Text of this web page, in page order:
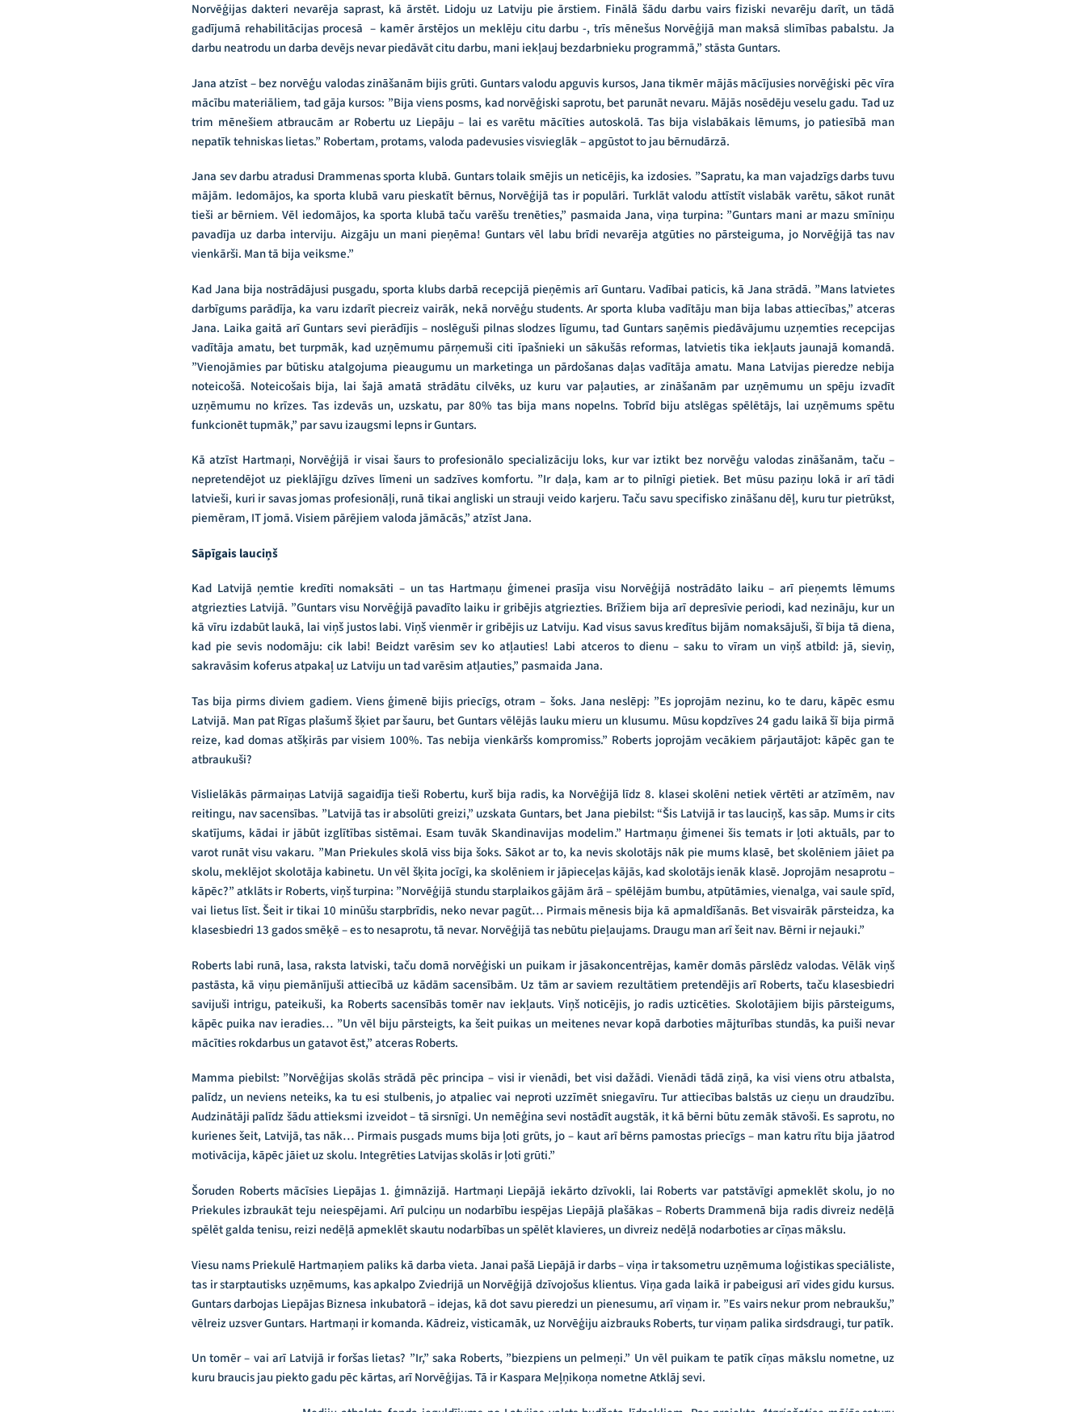
Norvēģijas dakteri nevarēja saprast, kā ārstēt. Lidoju uz Latviju pie ārstiem. Finālā šādu darbu vairs fiziski nevarēju darīt, un tādā
gadījumā rehabilitācijas procesā – kamēr ārstējos un meklēju citu darbu -, trīs mēnešus Norvēģijā man maksā slimības pabalstu. Ja
darbu neatrodu un darba devējs nevar piedāvāt citu darbu, mani iekļauj bezdarbnieku programmā,” stāsta Guntars.
Jana atzīst – bez norvēģu valodas zināšanām bijis grūti. Guntars valodu apguvis kursos, Jana tikmēr mājās mācījusies norvēģiski pēc vīra
mācību materiāliem, tad gāja kursos: ”Bija viens posms, kad norvēģiski saprotu, bet parunāt nevaru. Mājās nosēdēju veselu gadu. Tad uz
trim mēnešiem atbraucām ar Robertu uz Liepāju – lai es varētu mācīties autoskolā. Tas bija vislabākais lēmums, jo patiesībā man
nepatīk tehniskas lietas.” Robertam, protams, valoda padevusies visvieglāk – apgūstot to jau bērnudārzā.
Jana sev darbu atradusi Drammenas sporta klubā. Guntars tolaik smējis un neticējis, ka izdosies. ”Sapratu, ka man vajadzīgs darbs tuvu
mājām. Iedomājos, ka sporta klubā varu pieskatīt bērnus, Norvēģijā tas ir populāri. Turklāt valodu attīstīt vislabāk varētu, sākot runāt
tieši ar bērniem. Vēl iedomājos, ka sporta klubā taču varēšu trenēties,” pasmaida Jana, viņa turpina: ”Guntars mani ar mazu smīniņu
pavadīja uz darba interviju. Aizgāju un mani pieņēma! Guntars vēl labu brīdi nevarēja atgūties no pārsteiguma, jo Norvēģijā tas nav
vienkārši. Man tā bija veiksme.”
Kad Jana bija nostrādājusi pusgadu, sporta klubs darbā recepcijā pieņēmis arī Guntaru. Vadībai paticis, kā Jana strādā. ”Mans latvietes
darbīgums parādīja, ka varu izdarīt piecreiz vairāk, nekā norvēģu students. Ar sporta kluba vadītāju man bija labas attiecības,” atceras
Jana. Laika gaitā arī Guntars sevi pierādījis – noslēguši pilnas slodzes līgumu, tad Guntars saņēmis piedāvājumu uzņemties recepcijas
vadītāja amatu, bet turpmāk, kad uzņēmumu pārņemuši citi īpašnieki un sākušās reformas, latvietis tika iekļauts jaunajā komandā.
”Vienojāmies par būtisku atalgojuma pieaugumu un marketinga un pārdošanas daļas vadītāja amatu. Mana Latvijas pieredze nebija
noteicošā. Noteicošais bija, lai šajā amatā strādātu cilvēks, uz kuru var paļauties, ar zināšanām par uzņēmumu un spēju izvadīt
uzņēmumu no krīzes. Tas izdevās un, uzskatu, par 80% tas bija mans nopelns. Tobrīd biju atslēgas spēlētājs, lai uzņēmums spētu
funkcionēt tupmāk,” par savu izaugsmi lepns ir Guntars.
Kā atzīst Hartmaņi, Norvēģijā ir visai šaurs to profesionālo specializāciju loks, kur var iztikt bez norvēģu valodas zināšanām, taču –
nepretendējot uz pieklājīgu dzīves līmeni un sadzīves komfortu. ”Ir daļa, kam ar to pilnīgi pietiek. Bet mūsu paziņu lokā ir arī tādi
latvieši, kuri ir savas jomas profesionāļi, runā tikai angliski un strauji veido karjeru. Taču savu specifisko zināšanu dēļ, kuru tur pietrūkst,
piemēram, IT jomā. Visiem pārējiem valoda jāmācās,” atzīst Jana.
Sāpīgais lauciņš
Kad Latvijā ņemtie kredīti nomaksāti – un tas Hartmaņu ģimenei prasīja visu Norvēģijā nostrādāto laiku – arī pieņemts lēmums
atgriezties Latvijā. ”Guntars visu Norvēģijā pavadīto laiku ir gribējis atgriezties. Brīžiem bija arī depresīvie periodi, kad nezināju, kur un
kā vīru izdabūt laukā, lai viņš justos labi. Viņš vienmēr ir gribējis uz Latviju. Kad visus savus kredītus bijām nomaksājuši, šī bija tā diena,
kad pie sevis nodomāju: cik labi! Beidzt varēsim sev ko atļauties! Labi atceros to dienu – saku to vīram un viņš atbild: jā, sieviņ,
sakravāsim koferus atpakaļ uz Latviju un tad varēsim atļauties,” pasmaida Jana.
Tas bija pirms diviem gadiem. Viens ģimenē bijis priecīgs, otram – šoks. Jana neslēpj: ”Es joprojām nezinu, ko te daru, kāpēc esmu
Latvijā. Man pat Rīgas plašumš šķiet par šauru, bet Guntars vēlējās lauku mieru un klusumu. Mūsu kopdzīves 24 gadu laikā šī bija pirmā
reize, kad domas atšķirās par visiem 100%. Tas nebija vienkāršs kompromiss.” Roberts joprojām vecākiem pārjautājot: kāpēc gan te
atbraukuši?
Vislielākās pārmaiņas Latvijā sagaidīja tieši Robertu, kurš bija radis, ka Norvēģijā līdz 8. klasei skolēni netiek vērtēti ar atzīmēm, nav
reitingu, nav sacensības. ”Latvijā tas ir absolūti greizi,” uzskata Guntars, bet Jana piebilst: “Šis Latvijā ir tas lauciņš, kas sāp. Mums ir cits
skatījums, kādai ir jābūt izglītības sistēmai. Esam tuvāk Skandinavijas modelim.” Hartmaņu ģimenei šis temats ir ļoti aktuāls, par to
varot runāt visu vakaru. ”Man Priekules skolā viss bija šoks. Sākot ar to, ka nevis skolotājs nāk pie mums klasē, bet skolēniem jāiet pa
skolu, meklējot skolotāja kabinetu. Un vēl šķita jocīgi, ka skolēniem ir jāpieceļas kājās, kad skolotājs ienāk klasē. Joprojām nesaprotu –
kāpēc?” atklāts ir Roberts, viņš turpina: ”Norvēģijā stundu starplaikos gājām ārā – spēlējām bumbu, atpūtāmies, vienalga, vai saule spīd,
vai lietus līst. Šeit ir tikai 10 minūšu starpbrīdis, neko nevar pagūt… Pirmais mēnesis bija kā apmaldīšanās. Bet visvairāk pārsteidza, ka
klasesbiedri 13 gados smēķē – es to nesaprotu, tā nevar. Norvēģijā tas nebūtu pieļaujams. Draugu man arī šeit nav. Bērni ir nejauki.”
Roberts labi runā, lasa, raksta latviski, taču domā norvēģiski un puikam ir jāsakoncentrējas, kamēr domās pārslēdz valodas. Vēlāk viņš
pastāsta, kā viņu piemānījuši attiecībā uz kādām sacensībām. Uz tām ar saviem rezultātiem pretendējis arī Roberts, taču klasesbiedri
savijuši intrigu, pateikuši, ka Roberts sacensībās tomēr nav iekļauts. Viņš noticējis, jo radis uzticēties. Skolotājiem bijis pārsteigums,
kāpēc puika nav ieradies… ”Un vēl biju pārsteigts, ka šeit puikas un meitenes nevar kopā darboties mājturības stundās, ka puiši nevar
mācīties rokdarbus un gatavot ēst,” atceras Roberts.
Mamma piebilst: ”Norvēģijas skolās strādā pēc principa – visi ir vienādi, bet visi dažādi. Vienādi tādā ziņā, ka visi viens otru atbalsta,
palīdz, un neviens neteiks, ka tu esi stulbenis, jo atpaliec vai neproti uzzīmēt sniegavīru. Tur attiecības balstās uz cieņu un draudzību.
Audzinātāji palīdz šādu attieksmi izveidot – tā sirsnīgi. Un nemēģina sevi nostādīt augstāk, it kā bērni būtu zemāk stāvoši. Es saprotu, no
kurienes šeit, Latvijā, tas nāk… Pirmais pusgads mums bija ļoti grūts, jo – kaut arī bērns pamostas priecīgs – man katru rītu bija jāatrod
motivācija, kāpēc jāiet uz skolu. Integrēties Latvijas skolās ir ļoti grūti.”
Šoruden Roberts mācīsies Liepājas 1. ģimnāzijā. Hartmaņi Liepājā iekārto dzīvokli, lai Roberts var patstāvīgi apmeklēt skolu, jo no
Priekules izbraukāt teju neiespējami. Arī pulciņu un nodarbību iespējas Liepājā plašākas – Roberts Drammenā bija radis divreiz nedēļā
spēlēt galda tenisu, reizi nedēļā apmeklēt skautu nodarbības un spēlēt klavieres, un divreiz nedēļā nodarboties ar cīņas mākslu.
Viesu nams Priekulē Hartmaņiem paliks kā darba vieta. Janai pašā Liepājā ir darbs – viņa ir taksometru uzņēmuma loģistikas speciāliste,
tas ir starptautisks uzņēmums, kas apkalpo Zviedrijā un Norvēģijā dzīvojošus klientus. Viņa gada laikā ir pabeigusi arī vides gidu kursus.
Guntars darbojas Liepājas Biznesa inkubatorā – idejas, kā dot savu pieredzi un pienesumu, arī viņam ir. ”Es vairs nekur prom nebraukšu,”
vēlreiz uzsver Guntars. Hartmaņi ir komanda. Kādreiz, visticamāk, uz Norvēģiju aizbrauks Roberts, tur viņam palika sirdsdraugi, tur patīk.
Un tomēr – vai arī Latvijā ir foršas lietas? ”Ir,” saka Roberts, ”biezpiens un pelmeņi.” Un vēl puikam te patīk cīņas mākslu nometne, uz
kuru braucis jau piekto gadu pēc kārtas, arī Norvēģijas. Tā ir Kaspara Meļņikoņa nometne Atklāj sevi.